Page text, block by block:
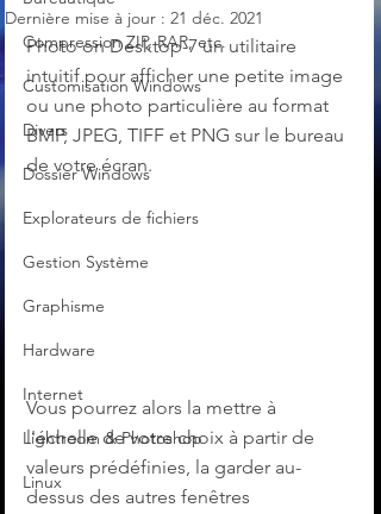
Compression ZIP, RAR, etc.
Customisation Windows
Divers
Dossier Windows
Explorateurs de fichiers
Gestion Système
Graphisme
Hardware
Internet
Lightroom & Photoshop
Linux
Dernière mise à jour : 21 déc. 2021
Photo on Desktop-7 un utilitaire
intuitif pour afficher une petite image
ou une photo particulière au format
BMP, JPEG, TIFF et PNG sur le bureau
de votre écran.
Vous pourrez alors la mettre à
l'échelle de votre choix à partir de
valeurs prédéfinies, la garder au-
dessus des autres fenêtres